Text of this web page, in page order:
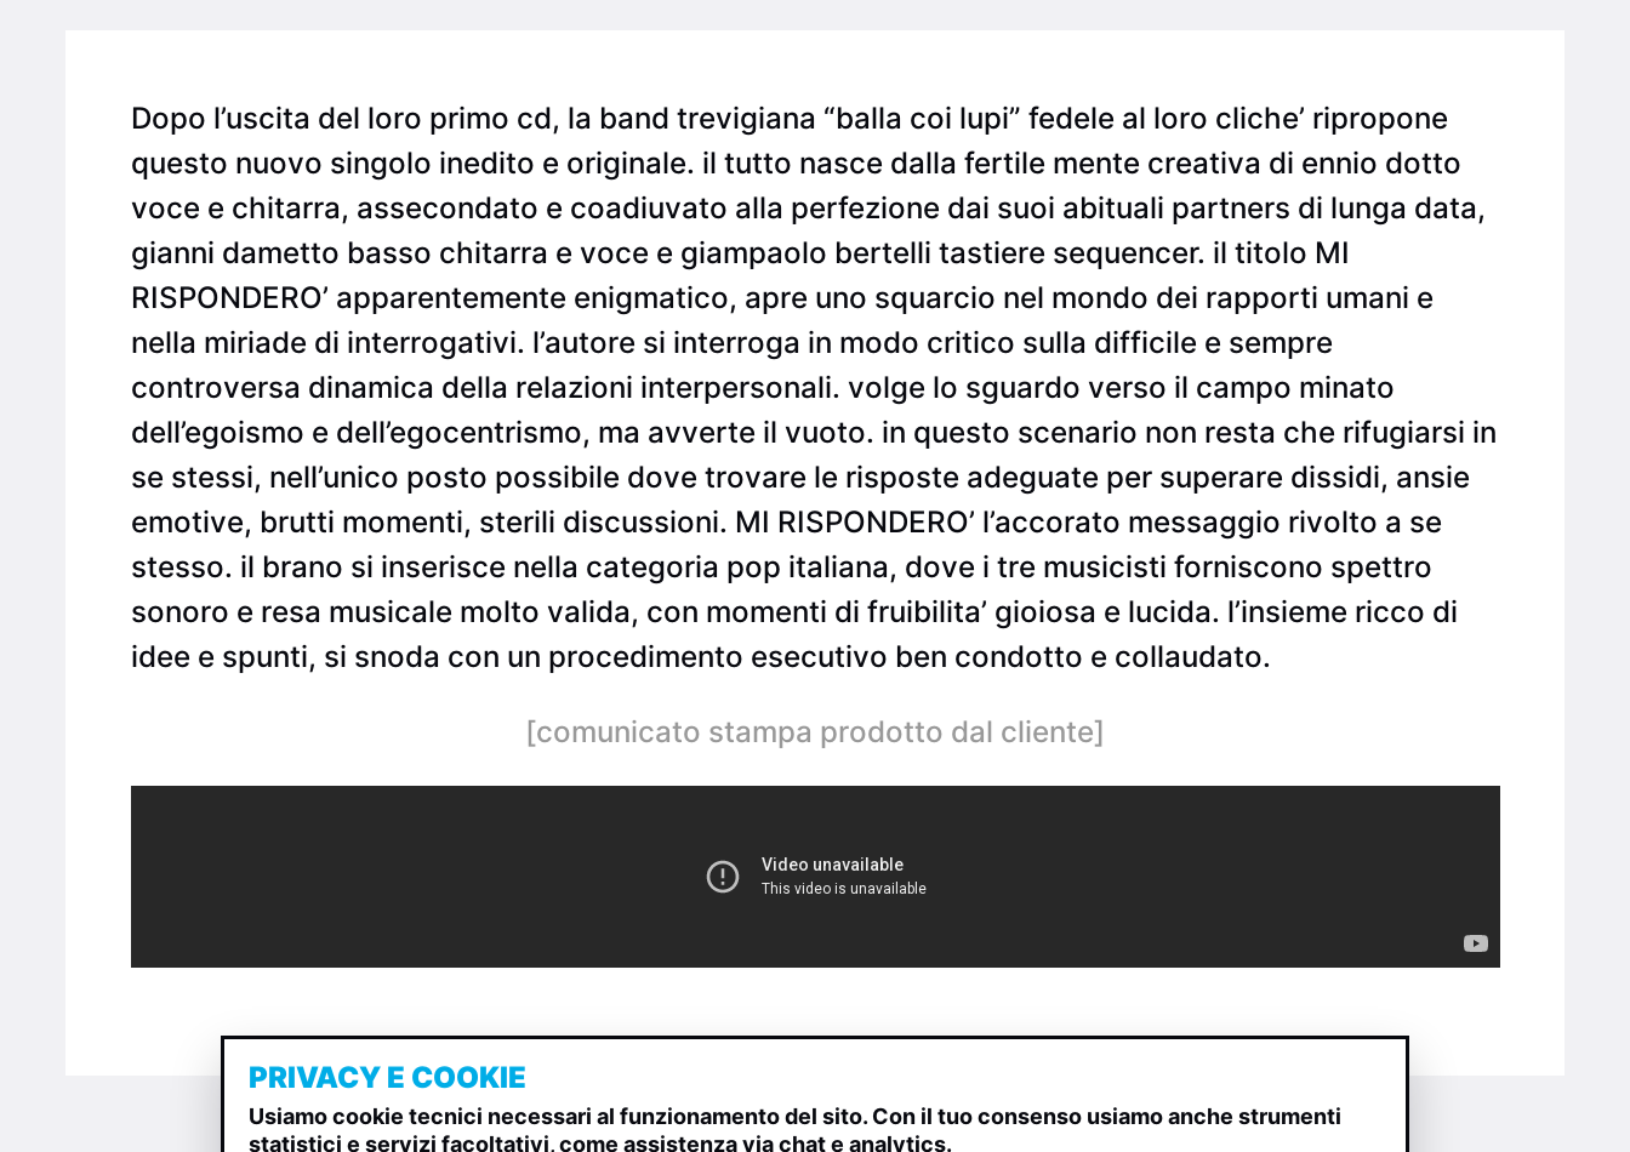
Dopo l’uscita del loro primo cd, la band trevigiana “balla coi lupi” fedele al loro cliche’ ripropone
questo nuovo singolo inedito e originale. il tutto nasce dalla fertile mente creativa di ennio dotto
voce e chitarra, assecondato e coadiuvato alla perfezione dai suoi abituali partners di lunga data,
gianni dametto basso chitarra e voce e giampaolo bertelli tastiere sequencer. il titolo MI
RISPONDERO’ apparentemente enigmatico, apre uno squarcio nel mondo dei rapporti umani e
nella miriade di interrogativi. l’autore si interroga in modo critico sulla difficile e sempre
controversa dinamica della relazioni interpersonali. volge lo sguardo verso il campo minato
dell’egoismo e dell’egocentrismo, ma avverte il vuoto. in questo scenario non resta che rifugiarsi in
se stessi, nell’unico posto possibile dove trovare le risposte adeguate per superare dissidi, ansie
emotive, brutti momenti, sterili discussioni. MI RISPONDERO’ l’accorato messaggio rivolto a se
stesso. il brano si inserisce nella categoria pop italiana, dove i tre musicisti forniscono spettro
sonoro e resa musicale molto valida, con momenti di fruibilita’ gioiosa e lucida. l’insieme ricco di
idee e spunti, si snoda con un procedimento esecutivo ben condotto e collaudato.
[comunicato stampa prodotto dal cliente]
PRIVACY E COOKIE
Usiamo cookie tecnici necessari al funzionamento del sito. Con il tuo consenso usiamo anche strumenti
statistici e servizi facoltativi, come assistenza via chat e analytics.